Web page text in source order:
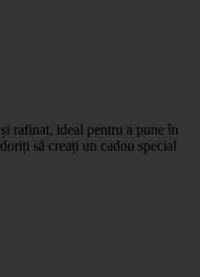
rafinat, ideal pentru a pune în
să creați un cadou special